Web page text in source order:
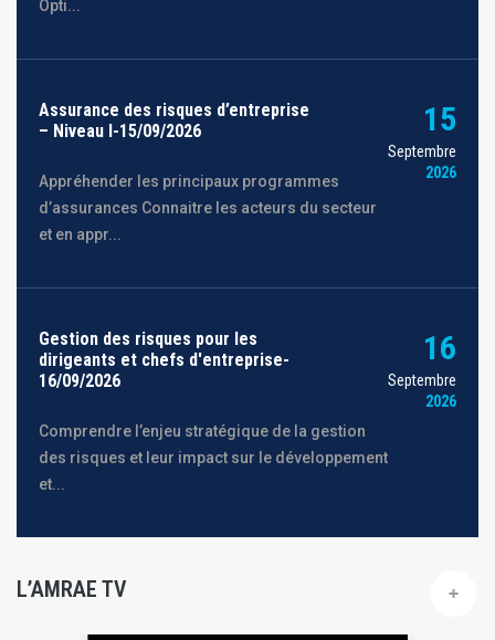
Opti...
Assurance des risques d’entreprise
– Niveau I-15/09/2026
Appréhender les principaux programmes
d’assurances Connaitre les acteurs du secteur
et en appr...
15
Septembre
2026
Gestion des risques pour les
dirigeants et chefs d'entreprise-
16/09/2026
Comprendre l’enjeu stratégique de la gestion
des risques et leur impact sur le développement
et...
16
Septembre
2026
L’AMRAE TV